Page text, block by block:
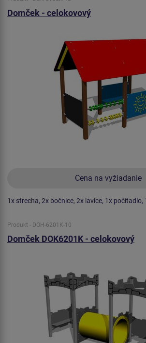
Domček - celokovový
Cena na vyžiadanie
1x strecha, 2x bočnice, 2x lavice, 1x
Produkt - DOH-6201K-10
Domček DOK6201K - celokovový